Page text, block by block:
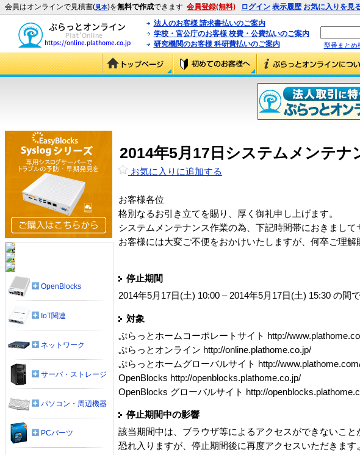
会員はオンラインで見積書(見本)を無料で作成できます 会員登録(無料) ログイン 表示履歴 お気に入りを見
法人のお客様 請求書払いのご案内
学校・官公庁のお客様 校費・公費払いのご案内
研究機関のお客様 科研費払いのご案内
型番まとめ
2014年5月17日システムメンテ
お気に入りに追加する
お客様各位
格別なるお引き立てを賜り、厚く御礼申し上げます。
システムメンテナンス作業の為、下記時間帯におきまして
お客様には大変ご不便をおかけいたしますが、何卒ご理解
停止期間
2014年5月17日(土) 10:00 – 2014年5月17日(土) 15:30 の間
対象
ぷらっとホームコーポレートサイト http://
ぷらっとオンライン http://online.plathome.co.jp/
ぷらっとホームグローバルサイト http://
OpenBlocks http://openblocks.plathome.co.jp/
OpenBlocks グローバルサイト http://
停止期間中の影響
該当期間中は、ブラウザ等によるアクセスができないこと
恐れ入りますが、停止期間後に再度アクセスいただきます
OpenBlocks
IoT関連
ネットワーク
サーバ・ストレージ
パソコン・周辺機器
PCパーツ